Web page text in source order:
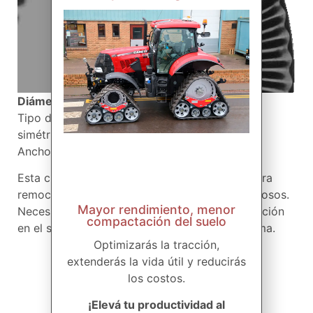
Diámetro:20”, 22”
Tipo de ondas: 60 ondas radiales sinusoidales
simétricas.
Ancho de la banda labrada: 8 mm
Esta cuchilla se utiliza en labranza vertical, para
remoción profunda del suelo y en suelos arcillosos.
Necesitan más fuerza vertical para su penetración
en el suelo debido al gran diámetro de la misma.
Mayor rendimiento, menor
compactación del suelo
Optimizarás la tracción,
extenderás la vida útil y reducirás
los costos.
¡Elevá tu productividad al